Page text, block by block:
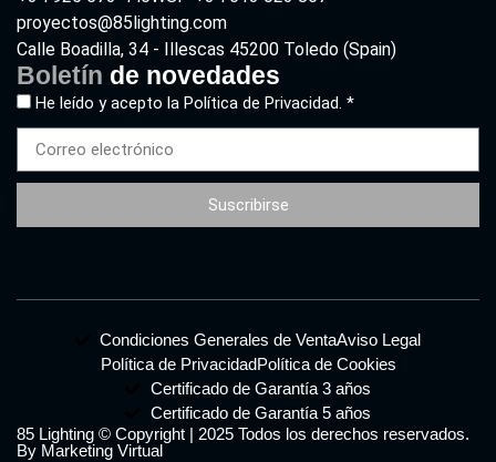
proyectos@85lighting.com
Calle Boadilla, 34 - Illescas 45200 Toledo (Spain)
Boletín de novedades
He leído y acepto la Política de Privacidad. *
Suscribirse
85 Lighting © Copyright | 2025 Todos los derechos reservados.
By Marketing Virtual
Condiciones Generales de VentaAviso Legal
Política de PrivacidadPolítica de Cookies
Certificado de Garantía 3 años
Certificado de Garantía 5 años